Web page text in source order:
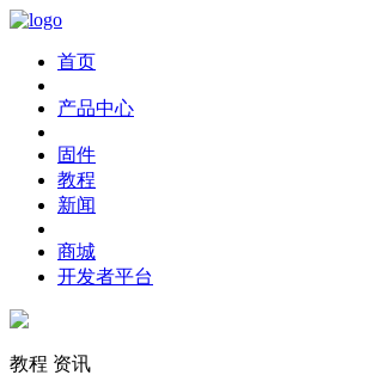
首页
产品中心
固件
教程
新闻
商城
开发者平台
教程 资讯